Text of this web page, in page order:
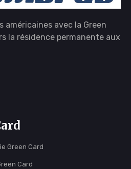
américaines avec la Green
la résidence permanente aux
Green Card
Card